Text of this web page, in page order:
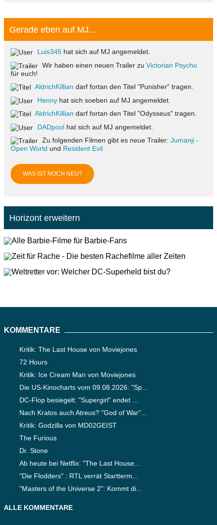
Gerade eben auf MJ...
Luis345 hat sich auf MJ angemeldet.
Wir haben einen neuen Trailer zuVictorian Psycho
für euch!
AldrichKillian darf fortan den Titel "Punisher" tragen.
Henny hat sich soeben auf MJ angemeldet.
AldrichKillian darf fortan den Titel "Odysseus" tragen.
DADpool hat sich auf MJ angemeldet.
Zu folgenden Filmen gibt es neue Trailer:Jumanji -
Open World und Resident Evil
WAS IST NOCH NEU?
Horizont erweitern
KOMMENTARE
Kritik: The Last House von Moviejones
72 Hours
Kritik: Ice Cream Man von Moviejones
Die US-Kinocharts vom 09.08.2026: "Sp...
DC-Flop besiegelt: "Supergirl" endet ...
Nach Kratos auch Atreus? "God of War"...
Kritik: Godzilla von MD02GEIST
The Furious
Dr. Stone
Ab heute bei Netflix: "The Last House...
"Die Flodders" : RTL verrät Startterm...
"Masters of the Universe 2": Kommt di...
ALLE KOMMENTARE